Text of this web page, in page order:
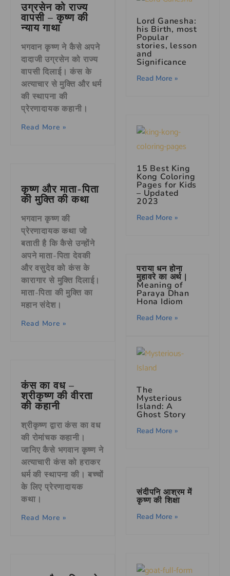
उग्रसेन को राज्य
वापसी – कृष्ण की
न्याय गाथा
भगवान कृष्ण ने कैसे अपने
दादाजी उग्रसेन को राज्य
वापसी दिलाई। कंस के
अत्याचार से मुक्ति और धर्म
की स्थापना की
प्रेरणादायक कहानी।
Read More »
कृष्ण और माता-पिता
की मुक्ति की कथा
भगवान कृष्ण की
प्रेरणादायक कथा जो
बताती है कि कैसे उन्होंने
अपने माता-पिता देवकी
और वसुदेव को कंस के
कारागार से मुक्ति दिलाई।
माता-पिता की मुक्ति का
महान संदेश।
Read More »
कंस का वध –
श्रीकृष्ण की वीरता
की कहानी
श्रीकृष्ण द्वारा कंस का वध
की रोमांचक कहानी।
जानिए कैसे भगवान कृष्ण ने
अत्याचारी कंस को हराकर
धर्म की स्थापना की। बच्चों
के लिए प्रेरणादायक
कथा।
Read More »
Lord Ganesha:
his Birth, most
Popular
stories, lesson
and
Significance
Read More »
15 Best King
Kong Coloring
Pages for Kids
– Updated
2023
Read More »
पराया धन होना
मुहावरे का अर्थ |
Meaning of
Paraya Dhan
Hona Idiom
Read More »
The
Mysterious
Island: A
Ghost Story
Read More »
संदीपनि आश्रम में
कृष्ण की शिक्षा
Read More »